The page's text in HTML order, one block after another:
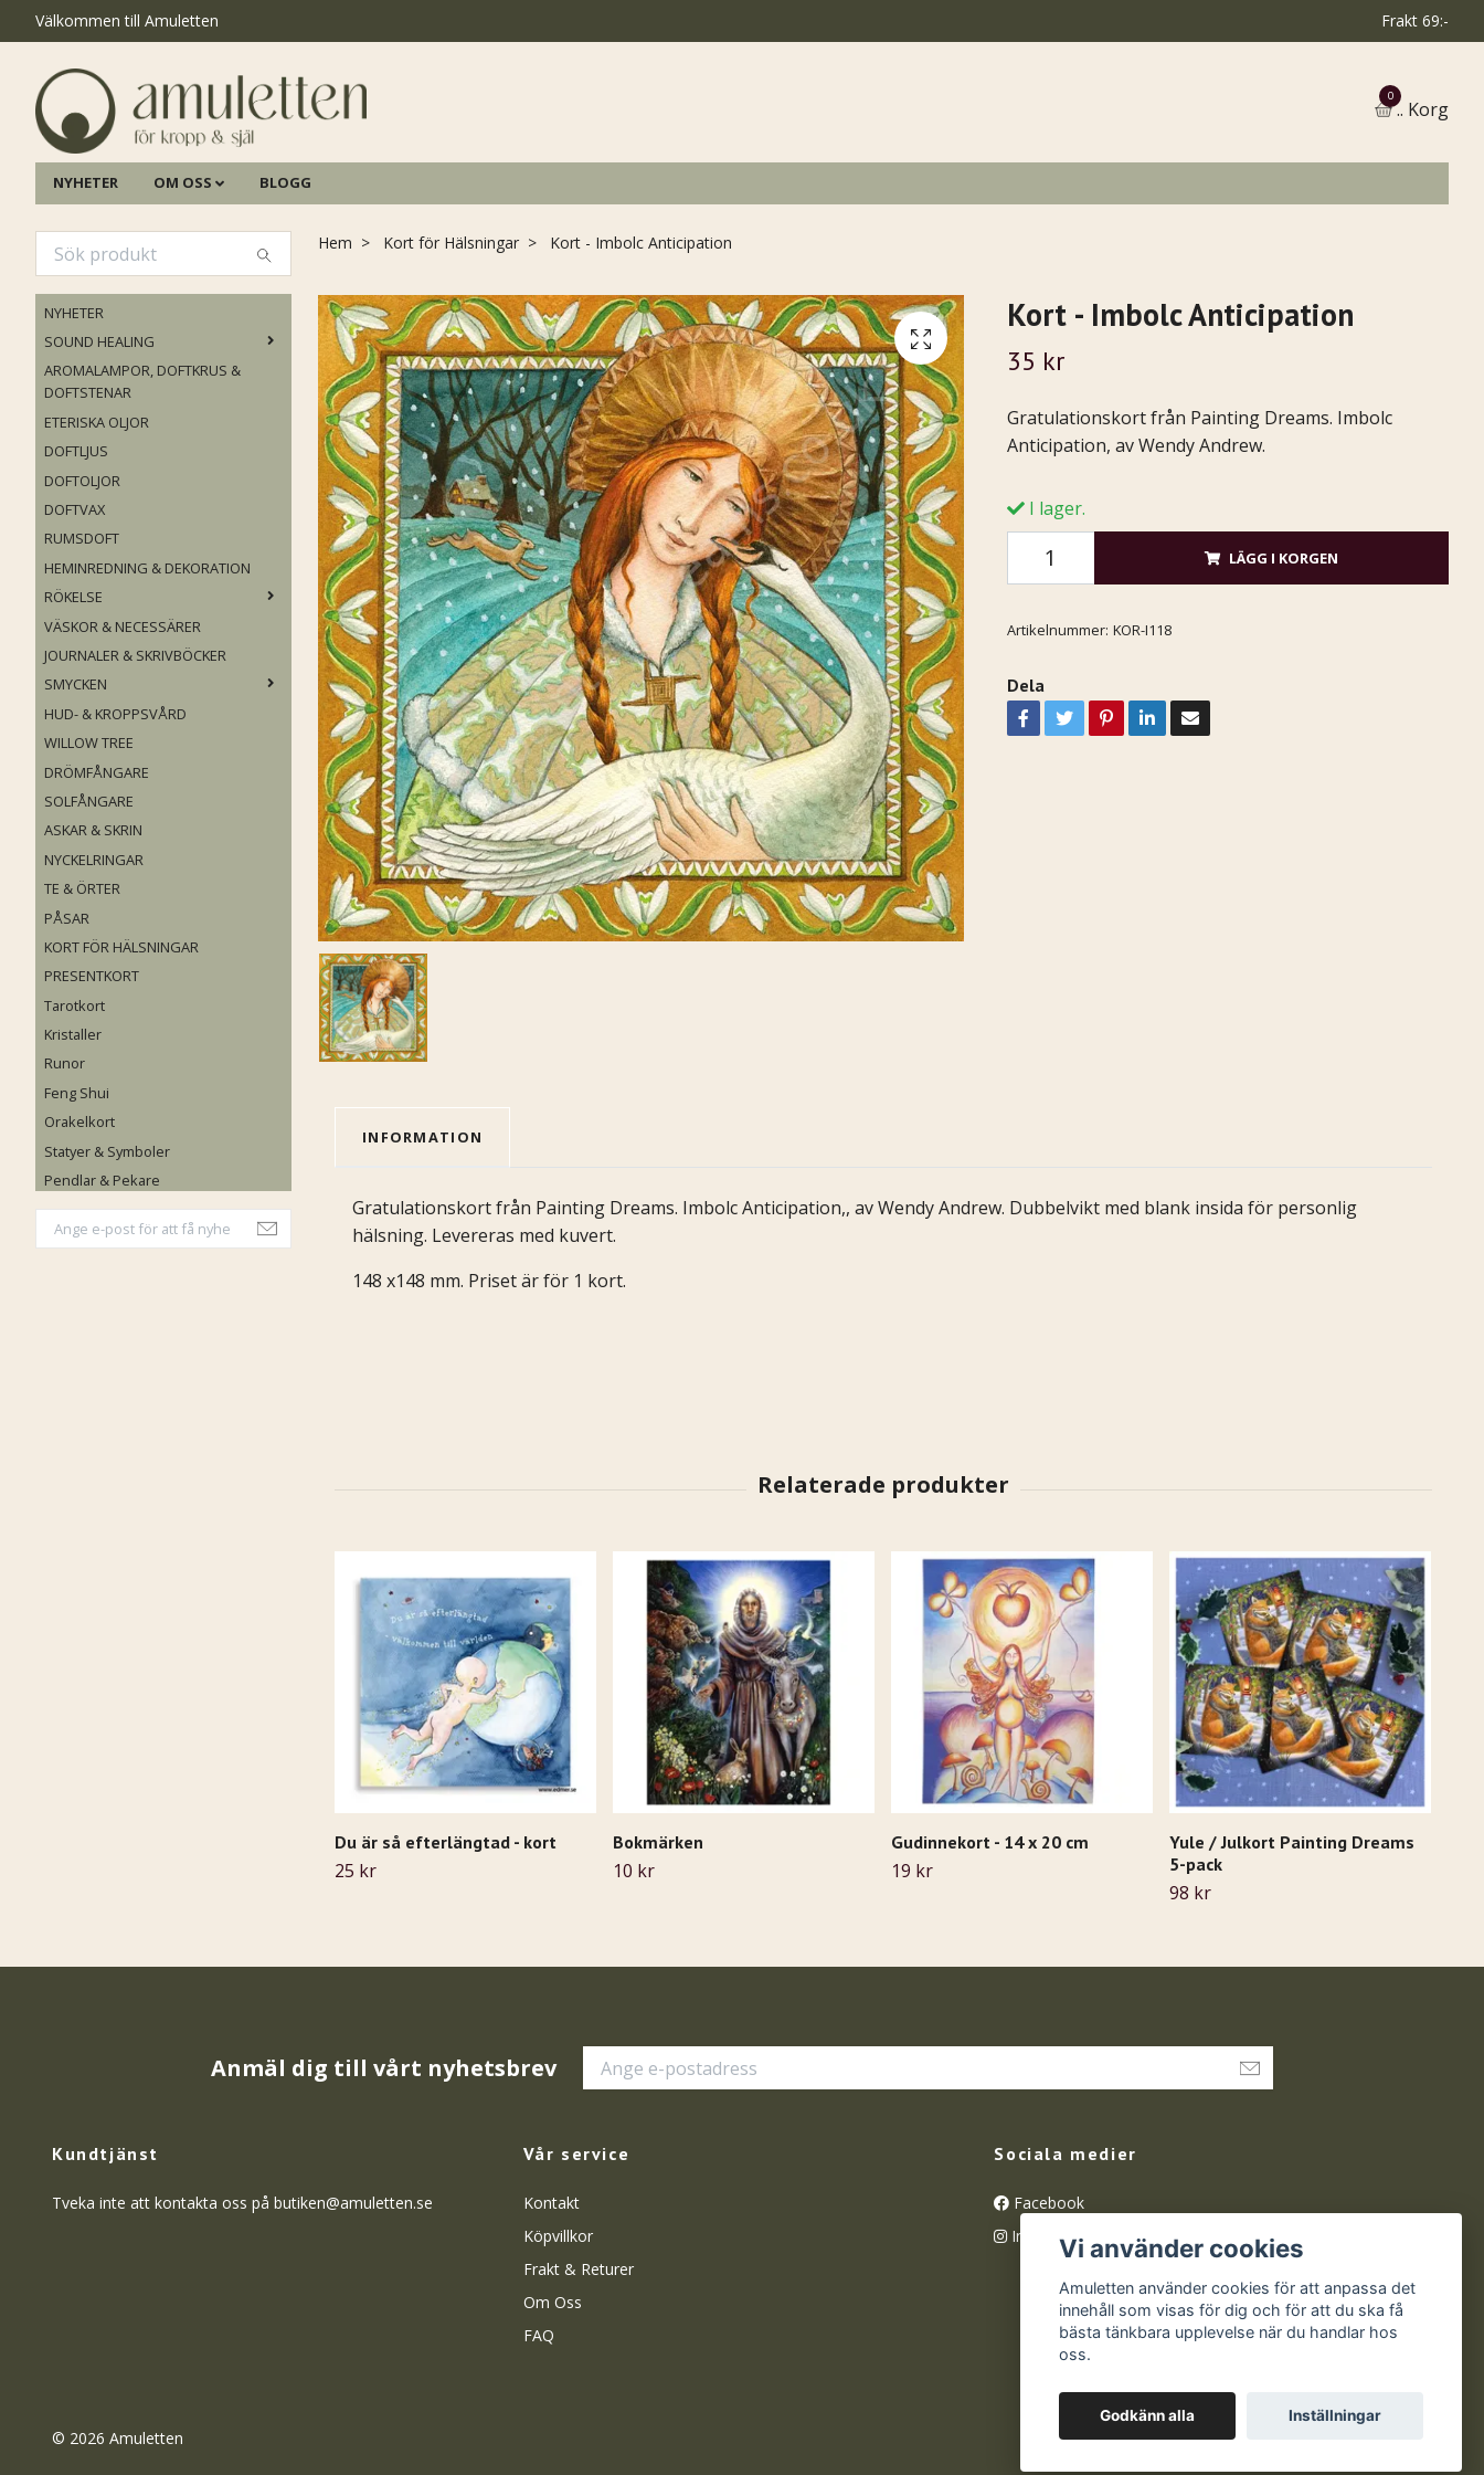
Välkommen till Amuletten Frakt 69:-
0
.. Korg
NYHETER OM OSS BLOGG
NYHETER
SOUND HEALING
AROMALAMPOR, DOFTKRUS &
DOFTSTENAR
ETERISKA OLJOR
DOFTLJUS
DOFTOLJOR
DOFTVAX
RUMSDOFT
HEMINREDNING & DEKORATION
RÖKELSE
VÄSKOR & NECESSÄRER
JOURNALER & SKRIVBÖCKER
SMYCKEN
HUD- & KROPPSVÅRD
WILLOW TREE
DRÖMFÅNGARE
SOLFÅNGARE
ASKAR & SKRIN
NYCKELRINGAR
TE & ÖRTER
PÅSAR
KORT FÖR HÄLSNINGAR
PRESENTKORT
Tarotkort
Kristaller
Runor
Feng Shui
Orakelkort
Statyer & Symboler
Pendlar & Pekare
Hem Kort för Hälsningar Kort - Imbolc Anticipation
Kort - Imbolc Anticipation
35 kr
Gratulationskort från Painting Dreams. Imbolc
Anticipation, av Wendy Andrew.
I lager.
LÄGG I KORGEN
Artikelnummer: KOR-I118
Dela
INFORMATION
Gratulationskort från Painting Dreams. Imbolc Anticipation,, av Wendy Andrew. Dubbelvikt med blank insida för personlig
hälsning. Levereras med kuvert.
148 x148 mm. Priset är för 1 kort.
Du är så efterlängtad - kort
25 kr
Bokmärken
10 kr
Gudinnekort - 14 x 20 cm
19 kr
Yule / Julkort Painting Dreams
5-pack
98 kr
Anmäl dig till vårt nyhetsbrev
Kundtjänst
Tveka inte att kontakta oss på butiken@amuletten.se
Vår service
Kontakt
Köpvillkor
Frakt & Returer
Om Oss
FAQ
Sociala medier
Facebook
Instagram
© 2026 Amuletten
Vi använder cookies
Amuletten använder cookies för att anpassa det
innehåll som visas för dig och för att du ska få
bästa tänkbara upplevelse när du handlar hos
oss.
Godkänn alla Inställningar